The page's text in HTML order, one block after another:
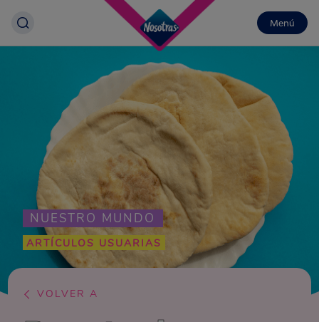
Menú
NUESTRO MUNDO
ARTÍCULOS USUARIAS
VOLVER A